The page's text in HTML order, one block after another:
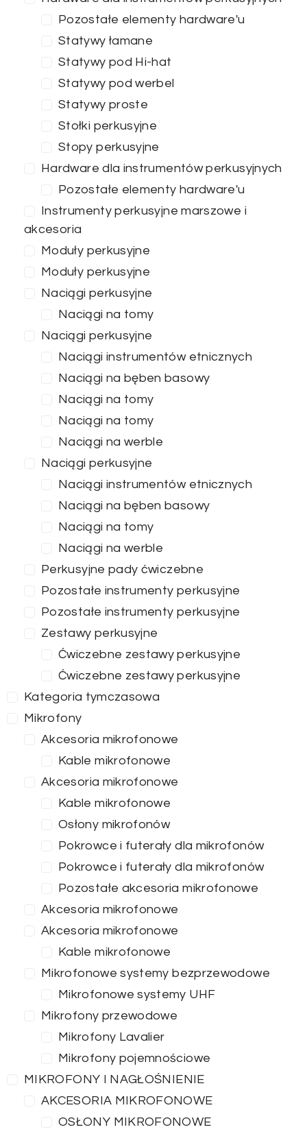
Pozostałe elementy hardware'u
Statywy łamane
Statywy pod Hi-hat
Statywy pod werbel
Statywy proste
Stołki perkusyjne
Stopy perkusyjne
Hardware dla instrumentów perkusyjnych
Pozostałe elementy hardware'u
Instrumenty perkusyjne marszowe i
akcesoria
Moduły perkusyjne
Moduły perkusyjne
Naciągi perkusyjne
Naciągi na tomy
Naciągi perkusyjne
Naciągi instrumentów etnicznych
Naciągi na bęben basowy
Naciągi na tomy
Naciągi na tomy
Naciągi na werble
Naciągi perkusyjne
Naciągi instrumentów etnicznych
Naciągi na bęben basowy
Naciągi na tomy
Naciągi na werble
Perkusyjne pady ćwiczebne
Pozostałe instrumenty perkusyjne
Pozostałe instrumenty perkusyjne
Zestawy perkusyjne
Ćwiczebne zestawy perkusyjne
Ćwiczebne zestawy perkusyjne
Kategoria tymczasowa
Mikrofony
Akcesoria mikrofonowe
Kable mikrofonowe
Akcesoria mikrofonowe
Kable mikrofonowe
Osłony mikrofonów
Pokrowce i futerały dla mikrofonów
Pokrowce i futerały dla mikrofonów
Pozostałe akcesoria mikrofonowe
Akcesoria mikrofonowe
Akcesoria mikrofonowe
Kable mikrofonowe
Mikrofonowe systemy bezprzewodowe
Mikrofonowe systemy UHF
Mikrofony przewodowe
Mikrofony Lavalier
Mikrofony pojemnościowe
MIKROFONY I NAGŁOŚNIENIE
AKCESORIA MIKROFONOWE
OSŁONY MIKROFONOWE
ZASTOSUJ FILTRY